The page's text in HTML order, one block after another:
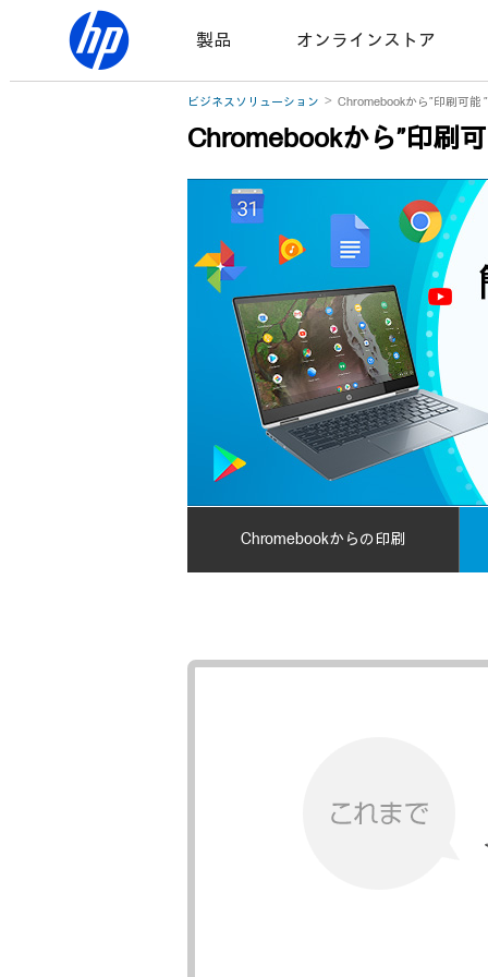
製品 オンラインストア
ビジネスソリューション Chromebookから”印刷可能
Chromebookから”印刷
Chromebookからの印刷